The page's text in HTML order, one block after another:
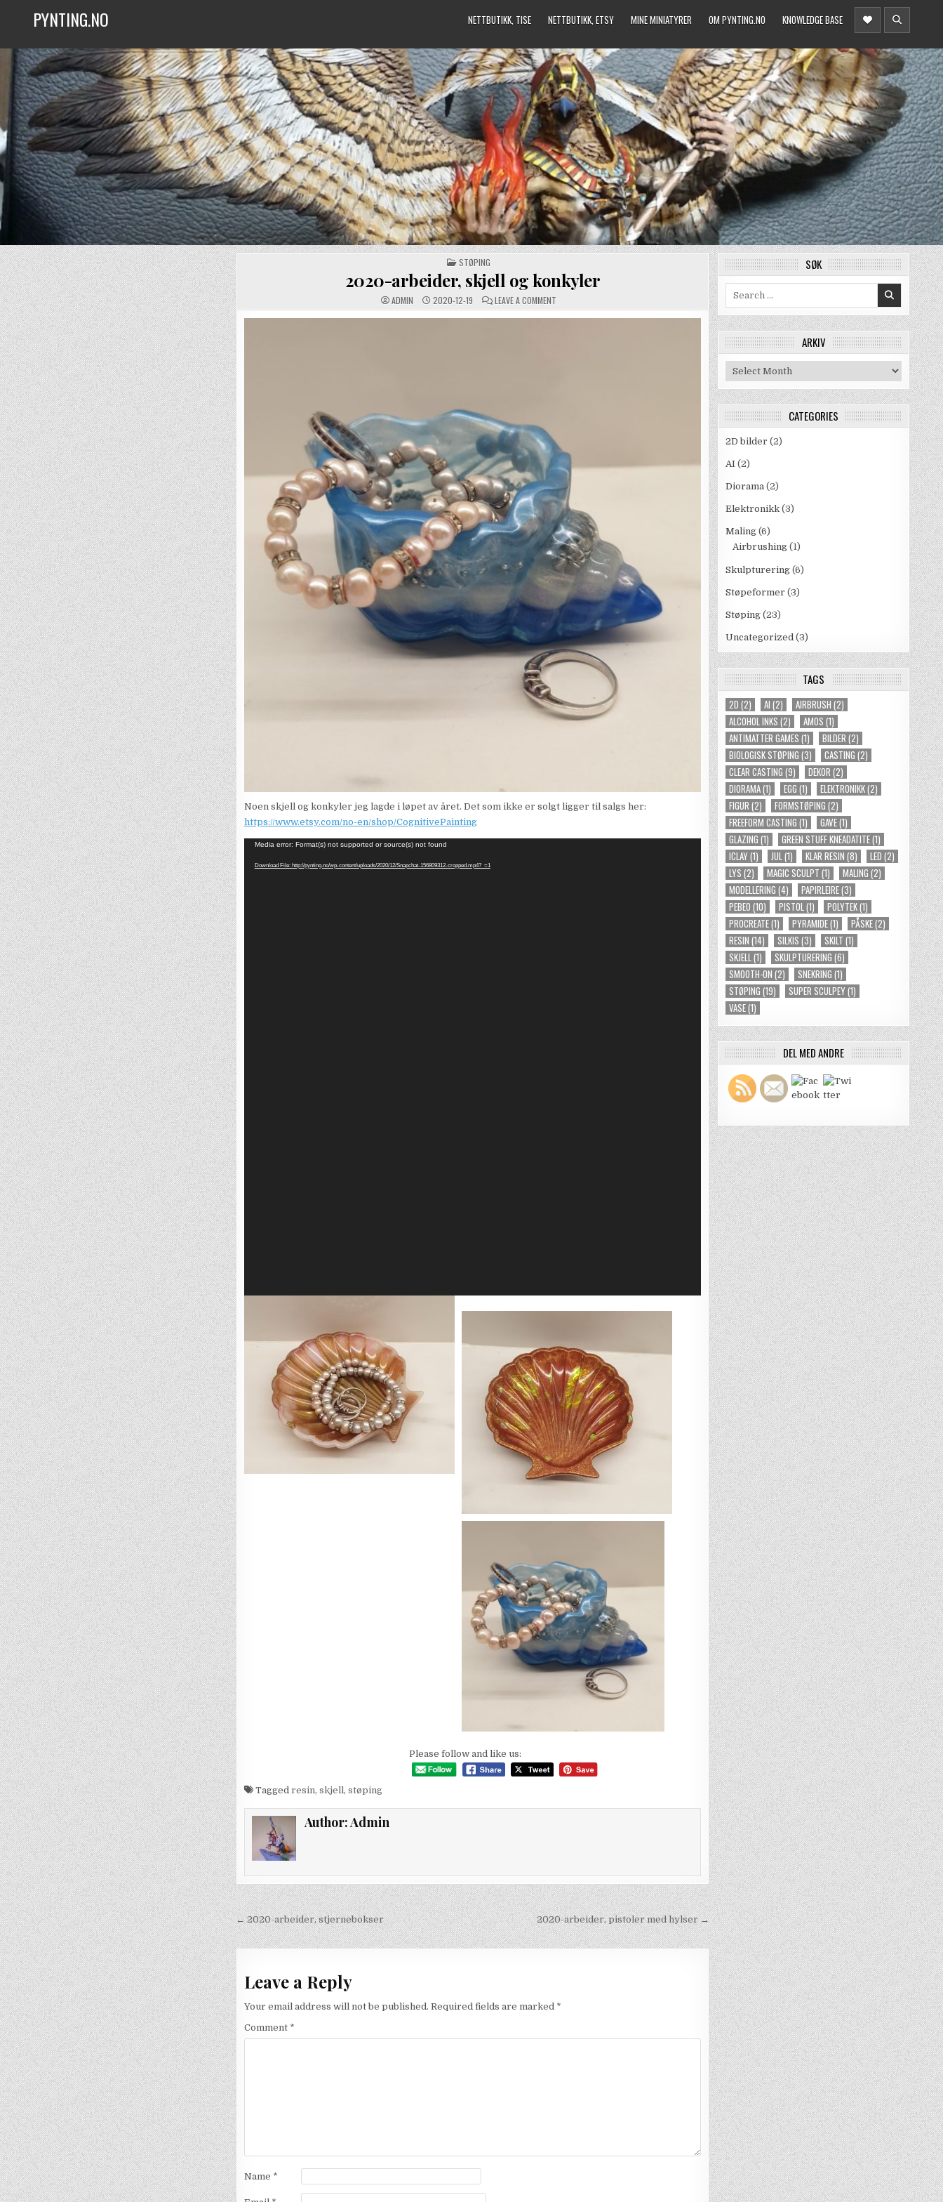
PYNTING.NO NETTBUTIKK, TISE NETTBUTIKK, ETSY MINE MINIATYRER OM PYNTING.NO KNOWLEDGE BASE
POSTED
IN
STØPING
2020-arbeider, skjell og konkyler
ADMIN 2020-12-19 LEAVE A COMMENT
ARBEIDER,
Noen skjell og konkyler jeg lagde i løpet av året. Det som ikke er solgt ligger til salgs her:
https://www.etsy.com/no-en/shop/CognitivePainting
Video
Media error: Format(s) not supported or source(s) not found
Download File: http://pynting.no/wp-content/uploads/2020/12/Snapchat-156809312-cropped.mp4?_=1
Please follow and like us:
Tagged resin, skjell, støping
Author:Admin
Post
navigation
2020-arbeider, pistoler med hylser →
← 2020-arbeider, stjernebokser
Leave a Reply
Your email address will not be published. Required fields are marked *
Comment *
Name *
SØK
ARKIV
Arkiv
CATEGORIES
2D bilder (2)
AI (2)
Diorama (2)
Elektronikk (3)
Maling (6)
Airbrushing (1)
Skulpturering (6)
Støpeformer (3)
Støping (23)
Uncategorized (3)
TAGS
2D (2) AI (2) AIRBRUSH (2)
ALCOHOL INKS (2) AMOS (1)
ANTIMATTER GAMES (1) BILDER (2)
BIOLOGISK STØPING (3) CASTING (2)
CLEAR CASTING (9) DEKOR (2)
DIORAMA(1) EGG (1) ELEKTRONIKK(2)
FIGUR (2) FORMSTØPING (2)
FREEFORM CASTING (1) GAVE(1)
GLAZING (1) GREEN STUFF KNEADATITE(1)
ICLAY(1) JUL (1) KLAR RESIN (8) LED (2)
LYS (2) MAGIC SCULPT (1) MALING (2)
MODELLERING (4) PAPIRLEIRE(3)
PEBEO (10) PISTOL (1) POLYTEK(1)
PROCREATE(1) PYRAMIDE(1) PÅSKE(2)
RESIN (14) SILKIS (3) SKILT (1)
SKJELL (1) SKULPTURERING (6)
SMOOTH-ON (2) SNEKRING (1)
STØPING (19) SUPER SCULPEY(1)
VASE(1)
DEL MED ANDRE